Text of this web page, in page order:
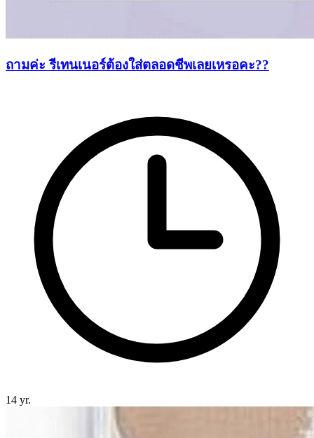
ถามค่ะ รีเทนเนอร์ต้องใส่ตลอดชีพเลยเหรอคะ??
14 yr.